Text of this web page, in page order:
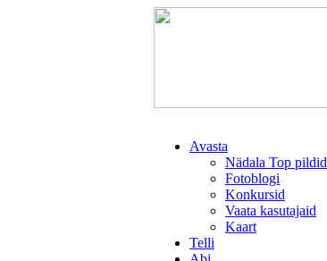
Avasta
Nädala Top pildid
Fotoblogi
Konkursid
Vaata kasutajaid
Kaart
Telli